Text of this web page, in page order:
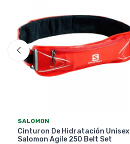
SALOMON
Cinturon De Hidratación Unisex
Salomon Agile 250 Belt Set